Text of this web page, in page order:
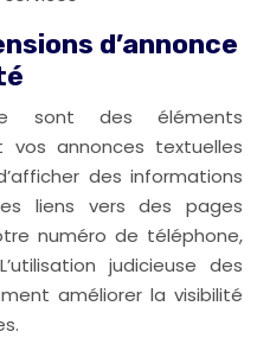
d’annonce
sont des éléments
vos annonces textuelles
des informations
liens vers des pages
numéro de téléphone,
judicieuse des
améliorer la visibilité